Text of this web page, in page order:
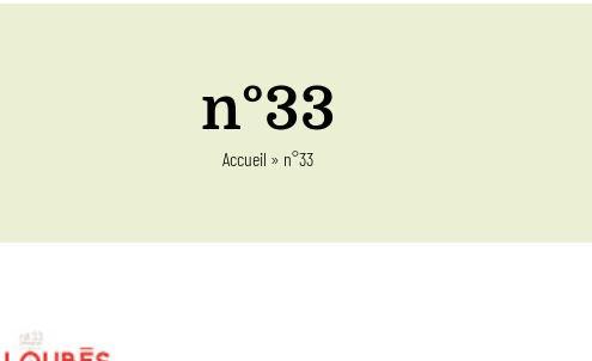
n°33
Accueil » n°33